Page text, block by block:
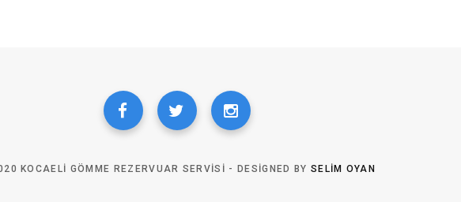
KOCAELI GÖMME REZERVUAR SERVISI - DESIGNED BY SELIM OYAN